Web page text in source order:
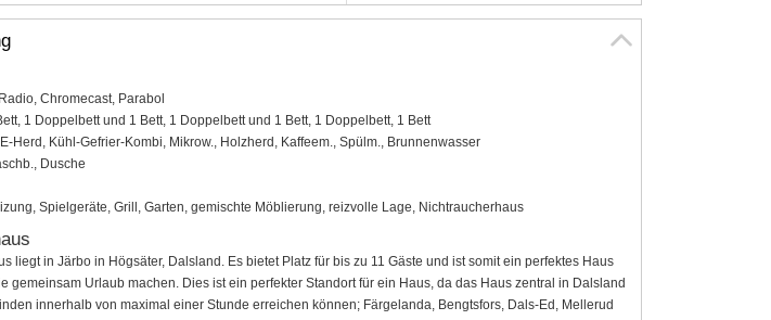
Chromecast, Parabol
1 Doppelbett und 1 Bett, 1 Doppelbett und 1 Bett, 1 Doppelbett, 1 Bett
Herd, Kühl-Gefrier-Kombi, Mikrow., Holzherd, Kaffeem., Spülm., Brunnenwasser
Dusche
Spielgeräte, Grill, Garten, gemischte Möblierung, reizvolle Lage, Nichtraucherhaus
liegt in Järbo in Högsäter, Dalsland. Es bietet Platz für bis zu 11 Gäste und ist somit ein perfektes Haus
gemeinsam Urlaub machen. Dies ist ein perfekter Standort für ein Haus, da das Haus zentral in Dalsland
innerhalb von maximal einer Stunde erreichen können; Färgelanda, Bengtsfors, Dals-Ed, Mellerud